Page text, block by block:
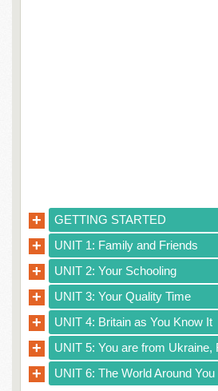
+ GETTING STARTED
+ UNIT 1: Family and Friends
+ UNIT 2: Your Schooling
+ UNIT 3: Your Quality Time
+ UNIT 4: Britain as You Know It
+ UNIT 5: You are from Ukraine,
+ UNIT 6: The World Around You